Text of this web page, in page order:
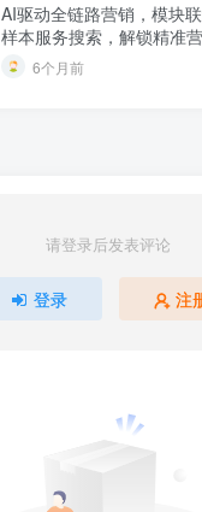
AI驱动全链路营销，模块联
样本服务搜索，解锁精准
6个月前
请登录后发表评论
登录 注